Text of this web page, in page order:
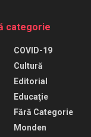
categorie
COVID-19
Cultură
Editorial
Educaţie
Fără Categorie
Monden